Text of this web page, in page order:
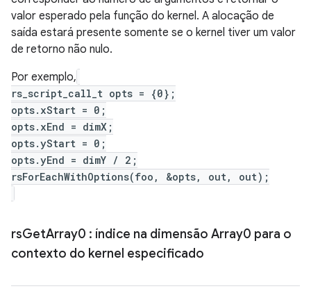
valor esperado pela função do kernel. A alocação de
saída estará presente somente se o kernel tiver um valor
de retorno não nulo.
Por exemplo,
rs_script_call_t opts = {0};
opts.xStart = 0;
opts.xEnd = dimX;
opts.yStart = 0;
opts.yEnd = dimY / 2;
rsForEachWithOptions(foo, &opts, out, out);
rsGetArray0 : índice na dimensão Array0 para o
contexto do kernel especificado